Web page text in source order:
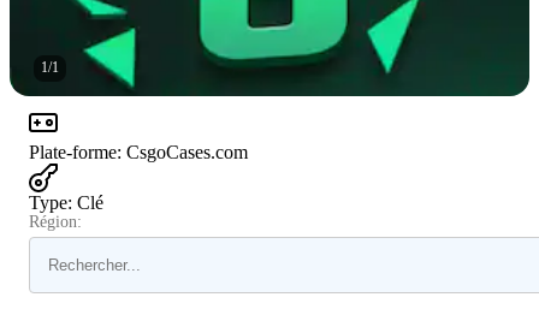
1/1
Plate-forme: CsgoCases.com
Type: Clé
Région: